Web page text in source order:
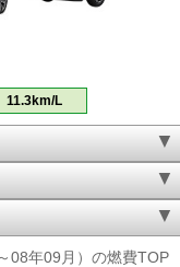
11.3km/L
08年09月）の燃費TOP